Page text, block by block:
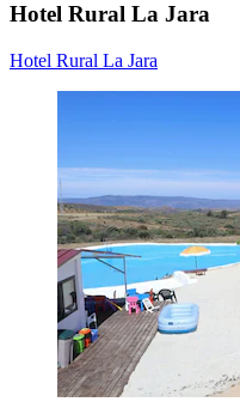
Hotel Rural La Jara
Hotel Rural La Jara